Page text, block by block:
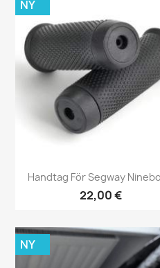
Snabbvy
Handtag För Segway
22,00 €
NY
NY